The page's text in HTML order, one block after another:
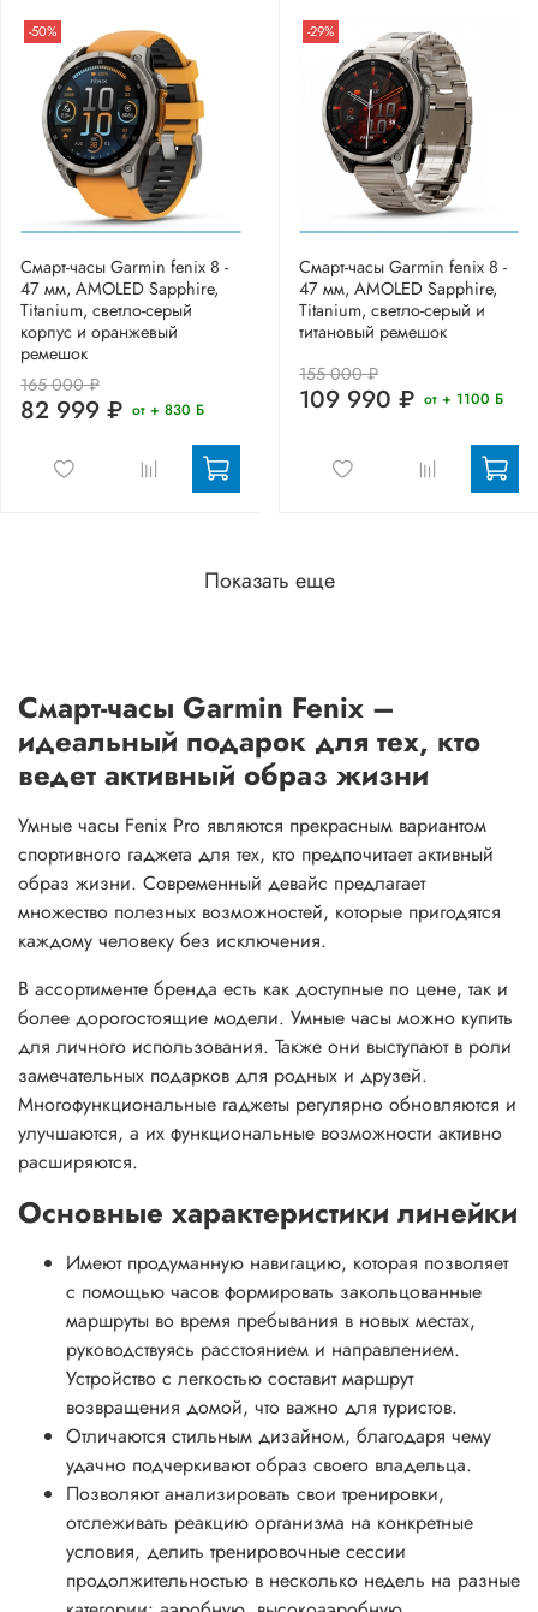
-50%
Смарт-часы Garmin fenix 8 -
47 мм, AMOLED Sapphire,
Titanium, светло-серый
корпус и оранжевый
ремешок
165 000 ₽
82 999 ₽ от + 830 Б
-29%
Смарт-часы Garmin fenix 8 -
47 мм, AMOLED Sapphire,
Titanium, светло-серый и
титановый ремешок
155 000 ₽
109 990 ₽ от + 1100 Б
Показать еще
Смарт-часы Garmin Fenix –
идеальный подарок для тех, кто
ведет активный образ жизни
Умные часы Fenix Pro являются прекрасным вариантом
спортивного гаджета для тех, кто предпочитает активный
образ жизни. Современный девайс предлагает
множество полезных возможностей, которые пригодятся
каждому человеку без исключения.
В ассортименте бренда есть как доступные по цене, так и
более дорогостоящие модели. Умные часы можно купить
для личного использования. Также они выступают в роли
замечательных подарков для родных и друзей.
Многофункциональные гаджеты регулярно обновляются и
улучшаются, а их функциональные возможности активно
расширяются.
Основные характеристики линейки
Имеют продуманную навигацию, которая позволяет
с помощью часов формировать закольцованные
маршруты во время пребывания в новых местах,
руководствуясь расстоянием и направлением.
Устройство с легкостью составит маршрут
возвращения домой, что важно для туристов.
Отличаются стильным дизайном, благодаря чему
удачно подчеркивают образ своего владельца.
Позволяют анализировать свои тренировки,
отслеживать реакцию организма на конкретные
условия, делить тренировочные сессии
продолжительностью в несколько недель на разные